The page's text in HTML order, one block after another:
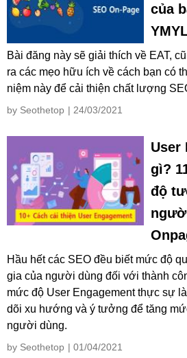
của
Bài đăng này sẽ giải thích về EAT,
ra các mẹo hữu ích về cách bạn có
niệm này để cải thiện chất lượng
by Seothetop | 24/03/2021
User
gì?
độ
Hầu hết các SEO đều biết mức độ
gia của người dùng đối với thành
mức độ User Engagement thực sự
dõi xu hướng và ý tưởng để tăng
người dùng.
by Seothetop | 01/04/2021